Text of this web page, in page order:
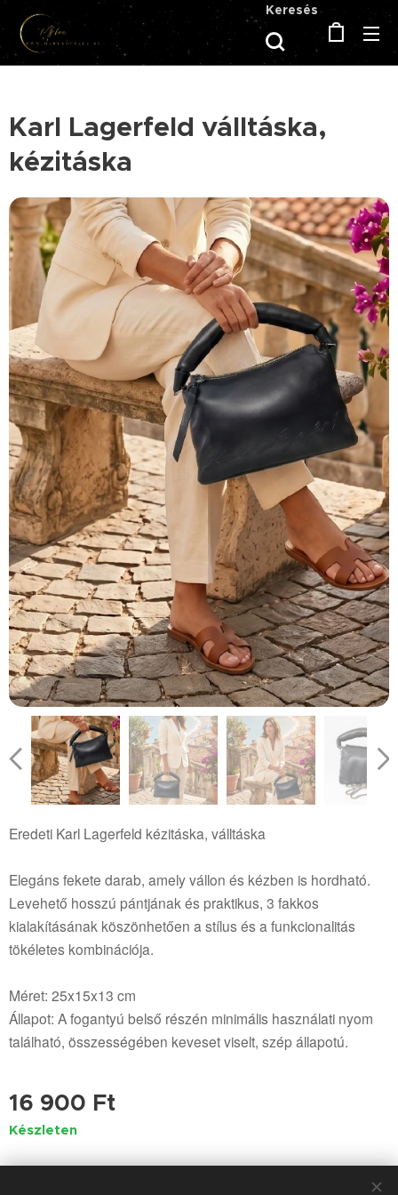
Keresés
Karl Lagerfeld válltáska,
kézitáska
Eredeti Karl Lagerfeld kézitáska, válltáska
Elegáns fekete darab, amely vállon és kézben is hordható.
Levehető hosszú pántjának és praktikus, 3 fakkos
kialakításának köszönhetően a stílus és a funkcionalitás
tökéletes kombinációja.
Méret: 25x15x13 cm
Állapot: A fogantyú belső részén minimális használati nyom
található, összességében keveset viselt, szép állapotú.
16 900 Ft
Készleten